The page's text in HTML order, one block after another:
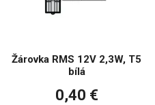
Žárovka RMS 12V 2,3W, T5
bílá
0,40 €